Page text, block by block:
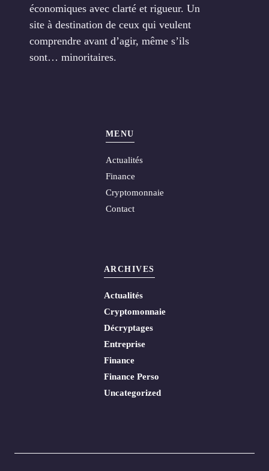
économiques avec clarté et rigueur. Un
site à destination de ceux qui veulent
comprendre avant d’agir, même s’ils
sont… minoritaires.
MENU
Actualités
Finance
Cryptomonnaie
Contact
ARCHIVES
Actualités
Cryptomonnaie
Décryptages
Entreprise
Finance
Finance Perso
Uncategorized